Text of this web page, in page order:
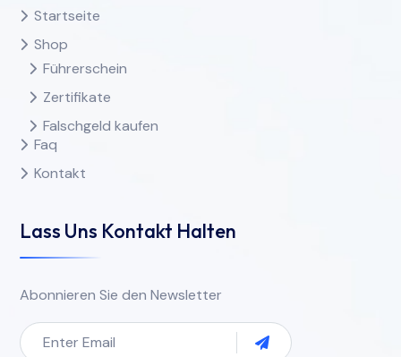
Startseite
Shop
Führerschein
Zertifikate
Falschgeld kaufen
Faq
Kontakt
Lass Uns Kontakt Halten
Abonnieren Sie den Newsletter